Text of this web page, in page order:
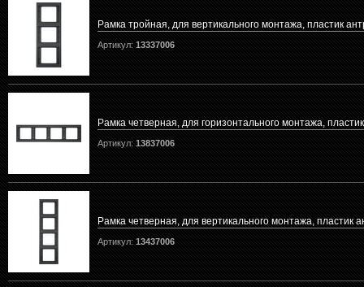
Рамка тройная, для вертикального монтажа, пластик
Артикул: 13337006
Рамка четверная, для горизонтального монтажа,
Артикул: 13837006
Рамка четверная, для вертикального монтажа, пластик
Артикул: 13437006